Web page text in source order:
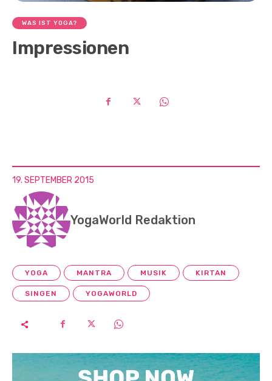
WAS IST YOGA?
Impressionen
19. SEPTEMBER 2015
YogaWorld Redaktion
YOGA MANTRA MUSIK KIRTAN
SINGEN YOGAWORLD